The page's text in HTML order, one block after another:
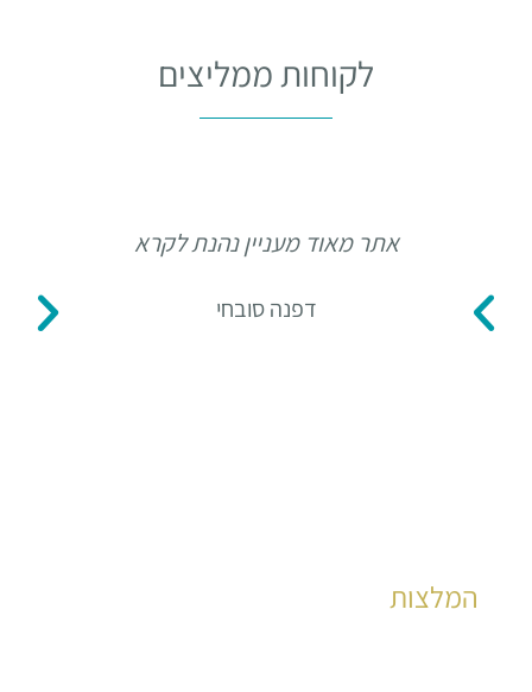
לקוחות ממליצים
אתר מאוד מעניין נהנת לקרא
דפנה סובחי
המלצות